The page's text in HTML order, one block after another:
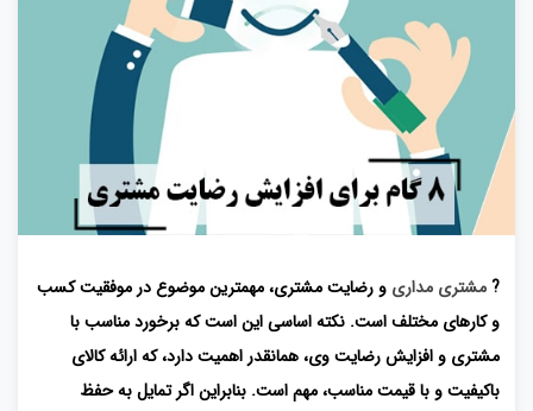
?مشتری مداری و رضایت مشتری، مهمترین موضوع در موفقیت کسب
و کارهای مختلف است. نکته اساسی این است که برخورد مناسب با
مشتری و افزایش رضایت وی، همانقدر اهمیت دارد، که ارائه کالای
باکیفیت و با قیمت مناسب، مهم است. بنابراین اگر تمایل به حفظ